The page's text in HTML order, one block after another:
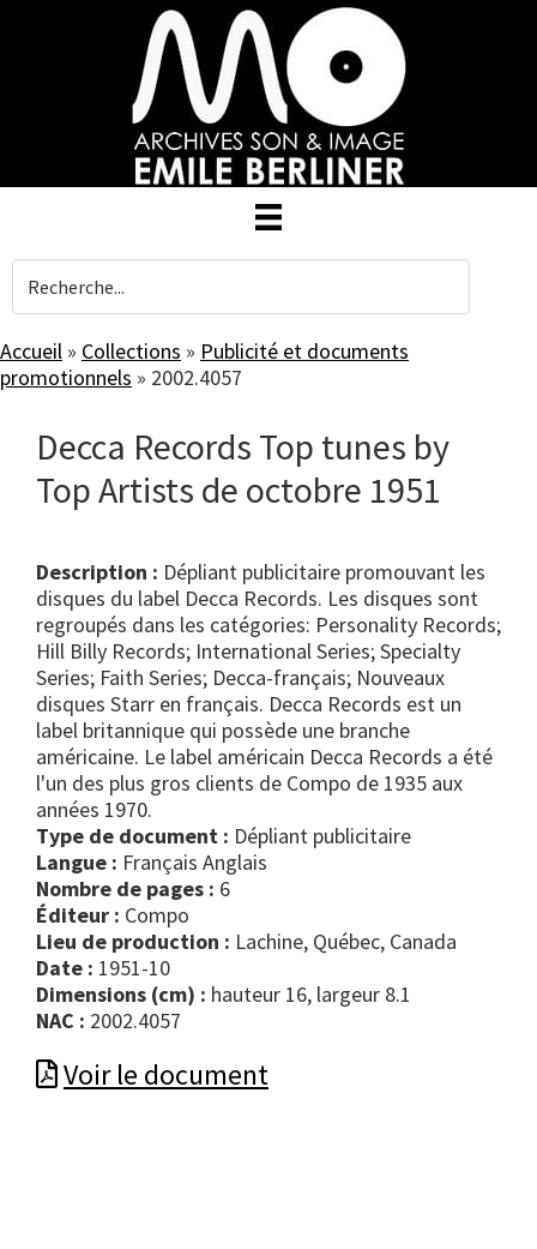
Accueil » Collections » Publicité et documents
promotionnels » 2002.4057
Decca Records Top tunes by
Top Artists de octobre 1951
Description : Dépliant publicitaire promouvant les
disques du label Decca Records. Les disques sont
regroupés dans les catégories: Personality Records;
Hill Billy Records; International Series; Specialty
Series; Faith Series; Decca-français; Nouveaux
disques Starr en français. Decca Records est un
label britannique qui possède une branche
américaine. Le label américain Decca Records a été
l'un des plus gros clients de Compo de 1935 aux
années 1970.
Type de document :
dépliant publicitaire
Langue : Français Anglais
Nombre de pages : 6
Éditeur : Compo
Lieu de production : Lachine, Québec, Canada
Date : 1951-10
Dimensions (cm) : hauteur 16, largeur 8.1
NAC : 2002.4057
Voir le document